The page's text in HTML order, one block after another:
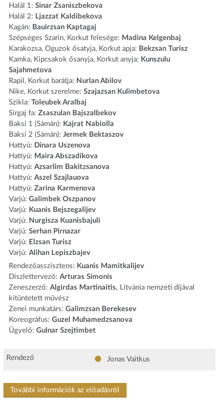
Halál 1: Sinar Zsaniszbekova
Halál 2: Ljazzat Kaldibekova
Kagán: Bauirzsan Kaptagaj
Szépséges Szarin, Korkut felesége: Madina Kelgenbaj
Karakozsa, Oguzok ősatyja, Korkut apja: Bekzsan Turisz
Kamka, Kipcsakok ősanyja, Korkut anyja: Kunszulu
Sajahmetova
Rapil, Korkut barátja: Nurlan Abilov
Nike, Korkut szerelme: Szajazsan Kulimbetova
Szikla: Toleubek Aralbaj
Sirgaj fa: Zsaszulan Bajszalbekov
Baksi 1 (Sámán): Kajrat Nabiolla
Baksi 2 (Sámán): Jermek Bektaszov
Hattyú: Dinara Uszenova
Hattyú: Maira Abszadikova
Hattyú: Azsarlim Bakitzsanova
Hattyú: Aszel Szajlauova
Hattyú: Zarina Karmenova
Varjú: Galimbek Oszpanov
Varjú: Kuanis Bejszegalijev
Varjú: Nurgisza Kuanisbajuli
Varjú: Serhan Pirnazar
Varjú: Elzsan Turisz
Varjú: Alihan Lepiszbajev
Rendezőasszisztens: Kuanis Mamitkalijev
Díszlettervező: Arturas Simonis
Zeneszerző: Algirdas Martinaitis, Litvánia nemzeti díjával
kitüntetett művész
Zenei munkatárs: Galimzsan Berekesev
Koreográfus: Guzel Muhamedzsanova
Ügyelő: Gulnar Szejtimbet
Rendező Jonas Vaitkus
További információk az előadásról